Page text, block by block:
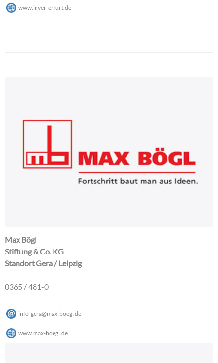
www.inver-erfurt.de
Max Bögl
Stiftung & Co. KG
Standort Gera / Leipzig
0365 / 481-0
info-gera@max-boegl de
www.max-boegl.de